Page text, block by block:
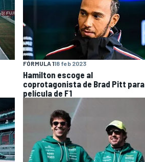
FÓRMULA 118 feb 2023
Hamilton escoge al
coprotagonista de Brad Pitt para
película de F1